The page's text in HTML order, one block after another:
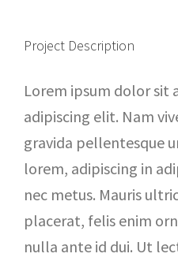
Project Description
Lorem ipsum dolor sit
adipiscing elit. Nam
gravida pellentesque
lorem, adipiscing in
nec metus. Mauris
placerat, felis enim
nulla ante id dui. Ut